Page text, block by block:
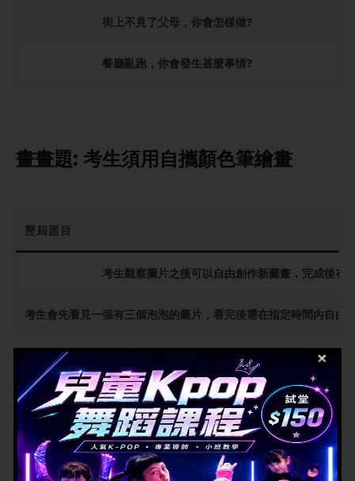
街上不見了父母，你會怎樣做?
餐廳亂跑，你會發生甚麼事情?
畫畫題: 考生須用自攜顏色筆繪畫
歷屆題目
考生觀察圖片之後可以自由創作新圖畫，完成後在
考生會先看見一張有三個泡泡的圖片，看完後需在指定時間內自由
考觀能力題：按老師指示，在圖中找出
擁有相關特徵的人物或物件